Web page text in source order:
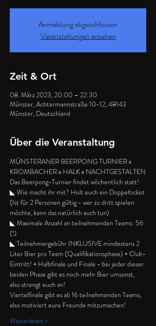
Anmeldung abgeschlossen
Veranstaltungen ansehen
Zeit & Ort
08. März 2023, 20:00 – 22:30
Münster, Achtermannstraße 10-12, 48143
Münster, Deutschland
Über die Veranstaltung
MÜNSTERANER BEERPONG TURNIER x
KROMBACHER x HALK x NACHTGESTALTEN
Das Beerpong-Turnier findet wöchentlich statt!
◣ Wie macht ihr mit? Holt euch ein Doppelticket
(Ist für 2 Personen gültig - wer zu dritt spielen
möchte, kann das natürlich auch tun)
◣ Maximale Anzahl an teilnehmenden Teams: 56
(!)
◣ Teilnehmergebühr INKLUSIVE mindestens 2
Liter Bier pro Team (Qualifikationsphase) + Club-
Eintritt! + Halbfinale und Finale - bei jeder dieser
beiden Phase gibt es noch mehr Bier umsonst,
also strengt euch an!
Viertelfinale gibt es ab 16 teilnehmenden Teams,
also motiviert eure Freunde mitzumachen!
Weiterlesen >